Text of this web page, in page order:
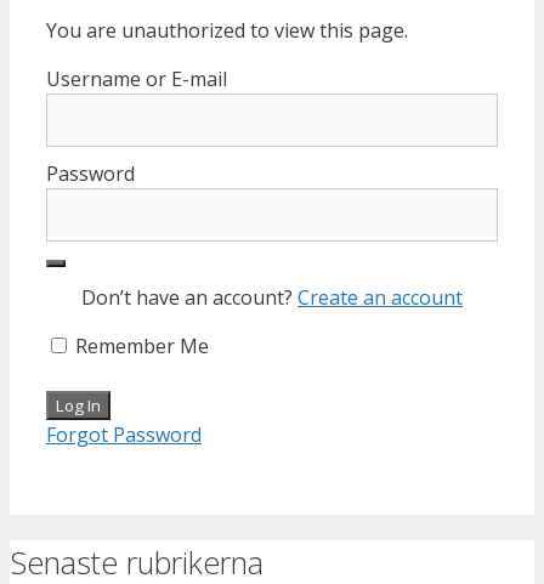
You are unauthorized to view this page.
Username or E-mail
Password
Don’t have an account? Create an account
Remember Me
Forgot Password
Senaste rubrikerna